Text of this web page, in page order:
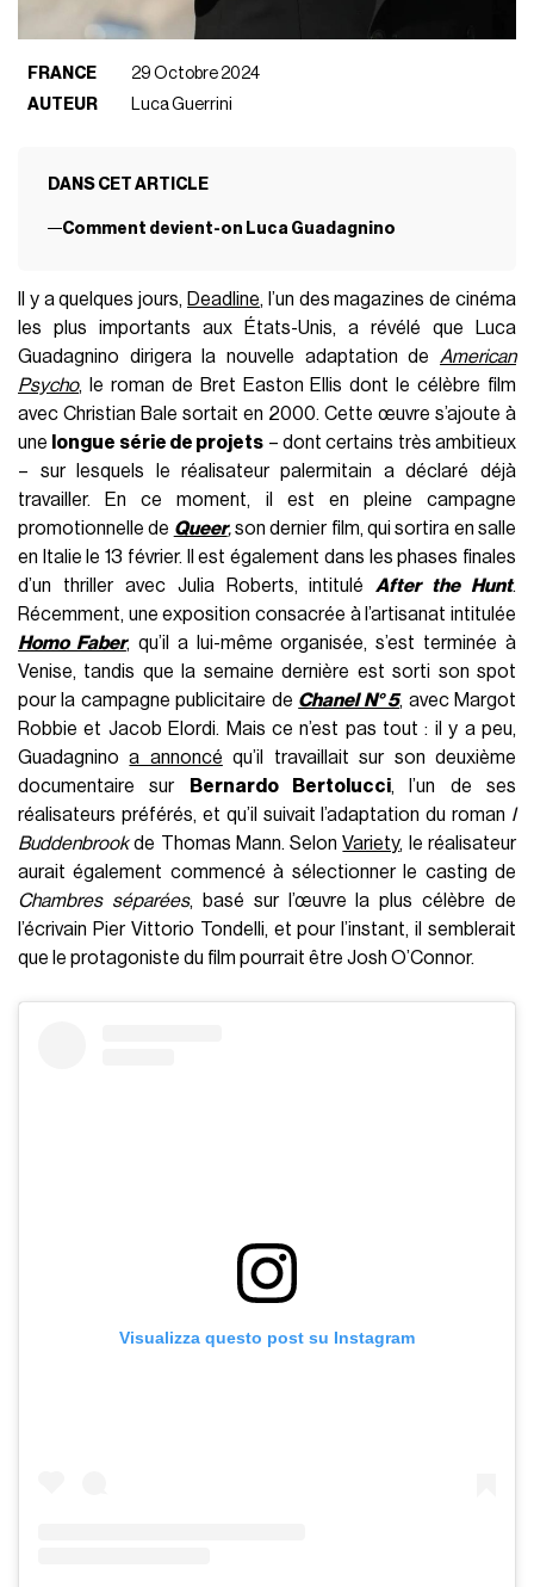
FRANCE
29 Octobre 2024
AUTEUR
Luca Guerrini
DANS CET ARTICLE
Comment devient-on Luca Guadagnino
Il y a quelques jours, Deadline, l’un des magazines de cinéma
les plus importants aux États-Unis, a révélé que Luca
Guadagnino dirigera la nouvelle adaptation de American
Psycho, le roman de Bret Easton Ellis dont le célèbre film
avec Christian Bale sortait en 2000. Cette œuvre s’ajoute à
une longue série de projets – dont certains très ambitieux
– sur lesquels le réalisateur palermitain a déclaré déjà
travailler. En ce moment, il est en pleine campagne
promotionnelle de Queer,son dernier film, qui sortira en salle
en Italie le 13 février. Il est également dans les phases finales
d’un thriller avec Julia Roberts, intituléAfter the Hunt.
Récemment, une exposition consacrée à l’artisanat intitulée
Homo Faber, qu’il a lui-même organisée, s’est terminée à
Venise, tandis que la semaine dernière est sorti son spot
pour la campagne publicitaire de Chanel N° 5, avec Margot
Robbie et Jacob Elordi. Mais ce n’est pas tout : il y a peu,
Guadagninoa annoncé qu’il travaillait sur son deuxième
documentaire sur
Bernardo Bertolucci, l’un de ses
réalisateurs préférés, et qu’il suivait l’adaptation du roman I
Buddenbrookde Thomas Mann. SelonVariety, le réalisateur
aurait également commencé à sélectionner le casting de
Chambres séparées, basé sur l’œuvre la plus célèbre de
l’écrivain Pier Vittorio Tondelli, et pour l’instant, il semblerait
que le protagoniste du film pourrait être Josh O’Connor.
Visualizza questo post su Instagram